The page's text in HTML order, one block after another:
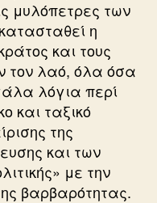
μυλόπετρες των
η
και τους
τον λαό, όλα όσα
λόγια περί
και ταξικό
της
και των
με την
βαρβαρότητας.